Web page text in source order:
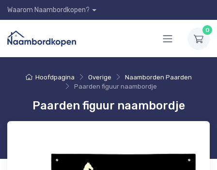
Waarom Naambordkopen?
0
Hoofdpagina Overige
Naamborden Paarden
Paarden figuur naambordje
Paarden figuur naambordje